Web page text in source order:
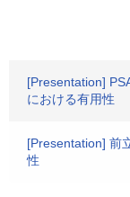
[Presentation]
における有用性
[Presentation] 前
性